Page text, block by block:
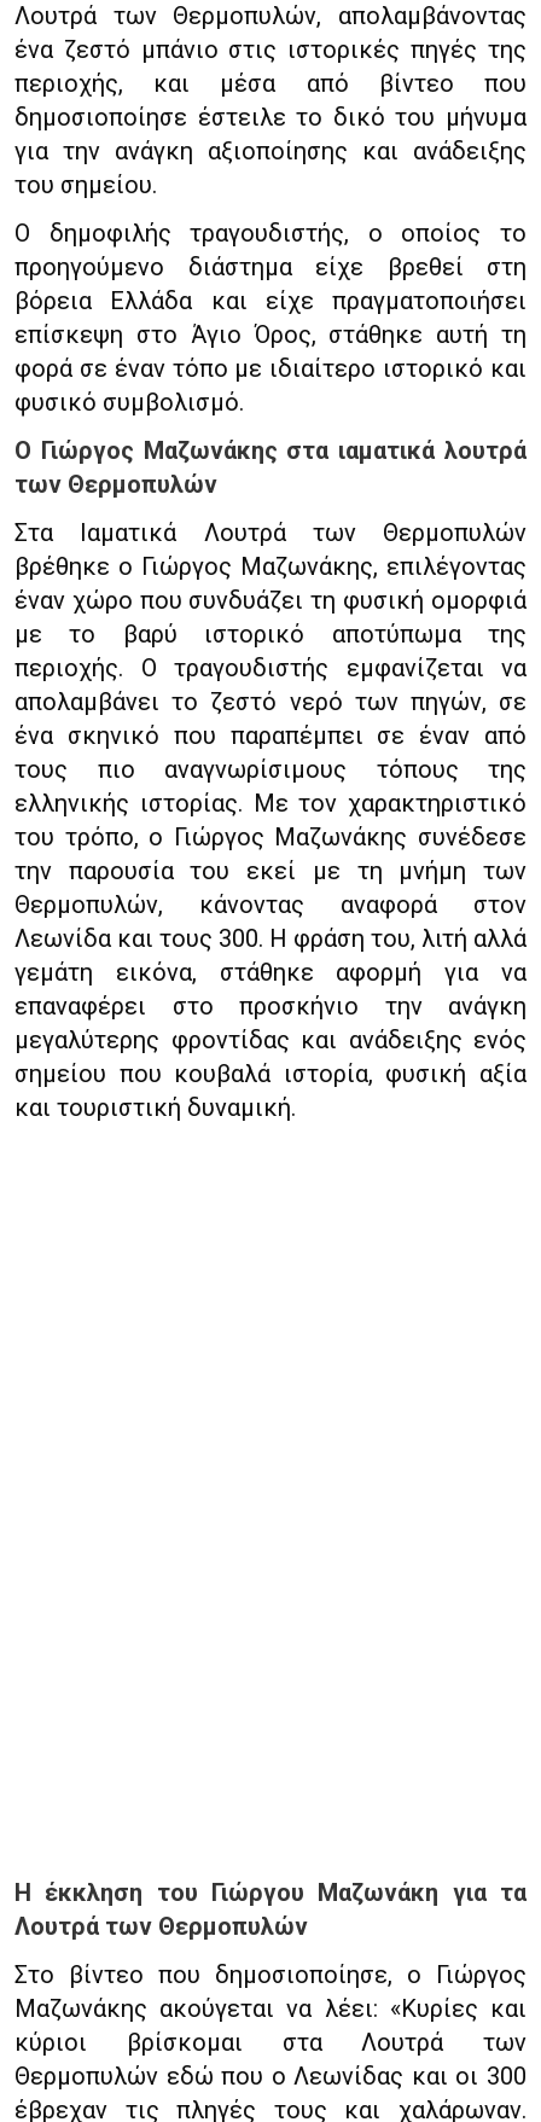
Λουτρά των Θερμοπυλών, απολαμβάνοντας
ένα ζεστό μπάνιο στις ιστορικές πηγές της
περιοχής, και μέσα από βίντεο που
δημοσιοποίησε έστειλε το δικό του μήνυμα
για την ανάγκη αξιοποίησης και ανάδειξης
του σημείου.
Ο δημοφιλής τραγουδιστής, ο οποίος το
προηγούμενο διάστημα είχε βρεθεί στη
βόρεια Ελλάδα και είχε πραγματοποιήσει
επίσκεψη στο Άγιο Όρος, στάθηκε αυτή τη
φορά σε έναν τόπο με ιδιαίτερο ιστορικό και
φυσικό συμβολισμό.
Ο Γιώργος Μαζωνάκης στα ιαματικά λουτρά
των Θερμοπυλών
Στα Ιαματικά Λουτρά των Θερμοπυλών
βρέθηκε ο Γιώργος Μαζωνάκης, επιλέγοντας
έναν χώρο που συνδυάζει τη φυσική ομορφιά
με το βαρύ ιστορικό αποτύπωμα της
περιοχής. Ο τραγουδιστής εμφανίζεται να
απολαμβάνει το ζεστό νερό των πηγών, σε
ένα σκηνικό που παραπέμπει σε έναν από
τους πιο αναγνωρίσιμους τόπους της
ελληνικής ιστορίας. Με τον χαρακτηριστικό
του τρόπο, ο Γιώργος Μαζωνάκης συνέδεσε
την παρουσία του εκεί με τη μνήμη των
Θερμοπυλών, κάνοντας αναφορά στον
Λεωνίδα και τους 300. Η φράση του, λιτή αλλά
γεμάτη εικόνα, στάθηκε αφορμή για να
επαναφέρει στο προσκήνιο την ανάγκη
μεγαλύτερης φροντίδας και ανάδειξης ενός
σημείου που κουβαλά ιστορία, φυσική αξία
και τουριστική δυναμική.
Η έκκληση του Γιώργου Μαζωνάκη για τα
Λουτρά των Θερμοπυλών
Στο βίντεο που δημοσιοποίησε, ο Γιώργος
Μαζωνάκης ακούγεται να λέει: «Κυρίες και
κύριοι βρίσκομαι στα Λουτρά των
Θερμοπυλών εδώ που ο Λεωνίδας και οι 300
έβρεχαν τις πληγές τους και χαλάρωναν.